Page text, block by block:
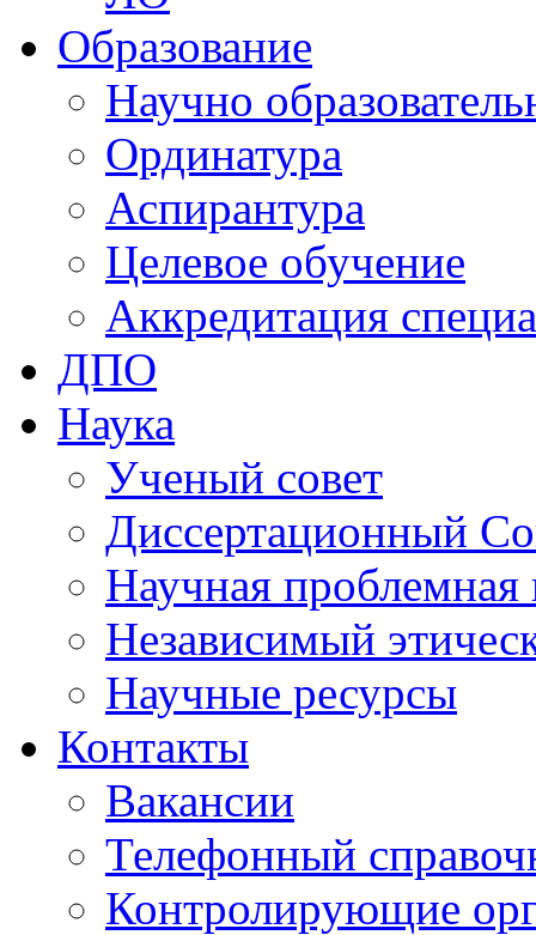
Образование
Научно
Ординатура
Аспирантура
Целевое обучение
Аккредитация
ДПО
Наука
Ученый совет
Диссертационный
Научная проблемная
Независимый
Научные ресурсы
Контакты
Вакансии
Телефонный
Контролирующие